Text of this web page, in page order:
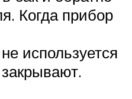
Когда прибор
используется